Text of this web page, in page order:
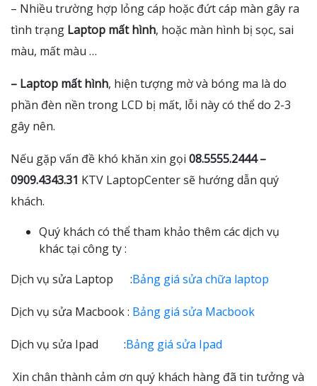
– Nhiều trường hợp lỏng cáp hoặc đứt cáp màn gây ra
tình trạng Laptop mất hình, hoặc màn hình bị sọc, sai
màu, mất màu …
– Laptop mất hình, hiện tượng mờ và bóng ma là do
phần đèn nền trong LCD bị mất, lỗi này có thể do 2-3
gây nên.
Nếu gặp vấn đề khó khăn xin gọi 08.5555.2444 –
0909.4343.31 KTV LaptopCenter sẽ hướng dẫn quý
khách.
Quý khách có thể tham khảo thêm các dịch vụ
khác tại công ty :
Dịch vụ sửa Laptop :Bảng giá sửa chữa laptop
Dịch vụ sửa Macbook : Bảng giá sửa Macbook
Dịch vụ sửa Ipad :Bảng giá sửa Ipad
Xin chân thành cảm ơn quý khách hàng đã tin tưởng và